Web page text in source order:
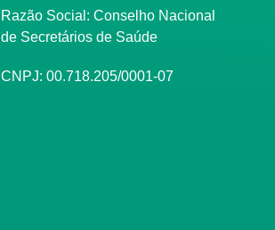
Razão Social: Conselho Nacional
de Secretários de Saúde
CNPJ: 00.718.205/0001-07